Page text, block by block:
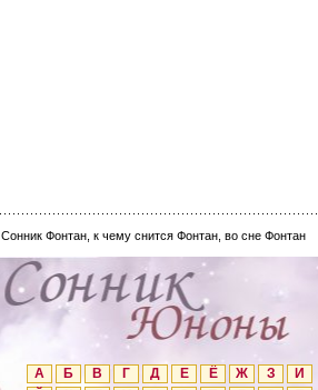
Сонник Фонтан, к чему снится Фонтан, во сне Фонтан
А Б В Г Д Е Ё Ж З
И